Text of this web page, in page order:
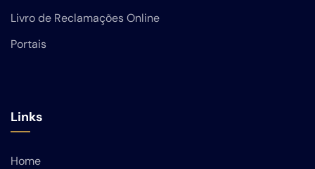
Livro de Reclamações Online
Portais
Links
Home